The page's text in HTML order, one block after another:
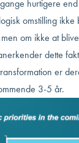
hurtigere
omstilling ikke
om ikke at
dette
er
3-5 år.